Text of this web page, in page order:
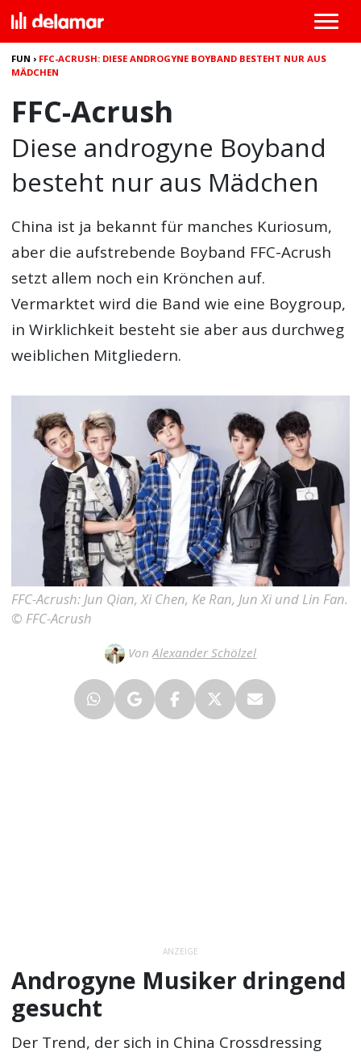
FUN › FFC-ACRUSH: DIESE ANDROGYNE BOYBAND BESTEHT NUR AUS
MÄDCHEN
FFC-Acrush
Diese androgyne Boyband
besteht nur aus Mädchen
China ist ja bekannt für manches Kuriosum,
aber die aufstrebende Boyband FFC-Acrush
setzt allem noch ein Krönchen auf.
Vermarktet wird die Band wie eine Boygroup,
in Wirklichkeit besteht sie aber aus durchweg
weiblichen Mitgliedern.
FFC-Acrush: Jun Qian, Xi Chen, Ke Ran, Jun Xi und Lin Fan.
© FFC-Acrush
VonAlexander Schölzel
ANZEIGE
Androgyne Musiker dringend
gesucht
Der Trend, der sich in China Crossdressing